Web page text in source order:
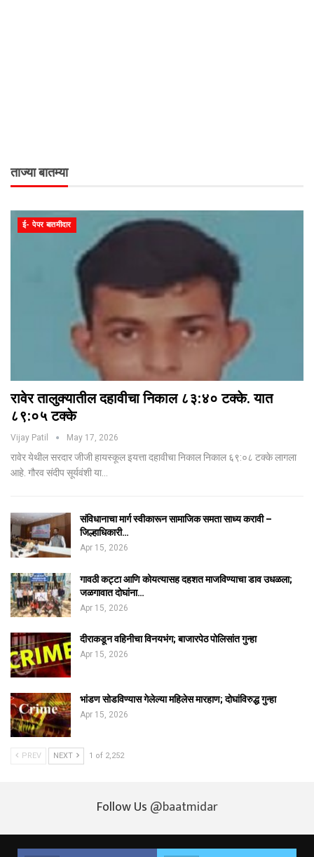
ताज्या बातम्या
ई- पेपर बातमीदार
रावेर तालुक्यातील दहावीचा निकाल ८३:४० टक्के. यात
८९:०५ टक्के
Vijay Patil May 17, 2026
रावेर येथील सरदार जीजी हायस्कूल इयत्ता दहावीचा निकाल निकाल ६९:०८ टक्के लागला
आहे. गौरव संदीप सूर्यवंशी या…
संविधानाचा मार्ग स्वीकारून सामाजिक समता साध्य करावी –
जिल्हाधिकारी…
Apr 15, 2026
गावठी कट्टा आणि कोयत्यासह दहशत माजविण्याचा डाव उधळला;
जळगावात दोघांना…
Apr 15, 2026
दीराकडून वहिनीचा विनयभंग; बाजारपेठ पोलिसांत गुन्हा
Apr 15, 2026
भांडण सोडविण्यास गेलेल्या महिलेस मारहाण; दोघांविरुद्ध गुन्हा
Apr 15, 2026
PREV NEXT 1 of 2,252
Follow Us @baatmidar